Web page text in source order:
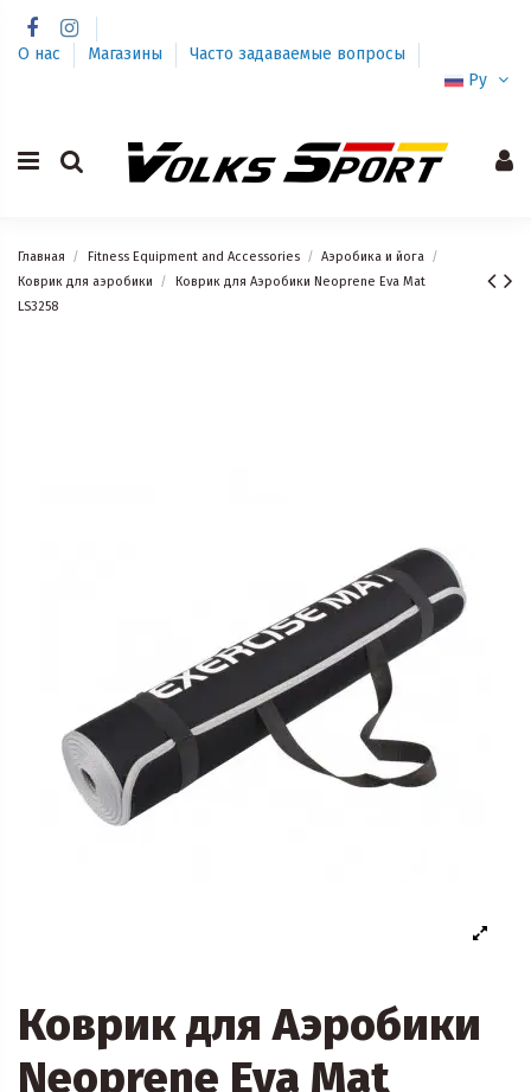
О нас Магазины
Часто задаваемые вопросы
Ру
Главная Fitness Equipment and Accessories
Аэробика и йога
Коврик для аэробики
Коврик для Aэробики Neoprene Eva Mat
LS3258
Коврик для Aэробики
Neoprene Eva Mat